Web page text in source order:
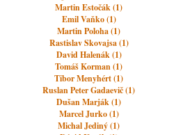
Martin Estočák (1)
Emil Vaňko (1)
Martin Poloha (1)
Rastislav Skovajsa (1)
David Halenák (1)
Tomáš Korman (1)
Tibor Menyhért (1)
Ruslan Peter Gadaevič (1)
Dušan Marják (1)
Marcel Jurko (1)
Michal Jediný (1)